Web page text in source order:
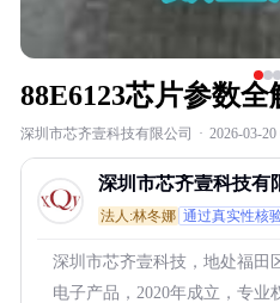
88E6123芯片参数全
深圳市芯齐壹科技有限公司 · 2026-03-20
深圳市芯齐壹科技有
法人:林冬娜 通过真实性核
深圳市芯齐壹科技，地处福田
电子产品，2020年成立，专业